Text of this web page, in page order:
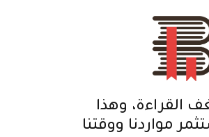
القراءة، وهذا
مواردنا ووقتنا